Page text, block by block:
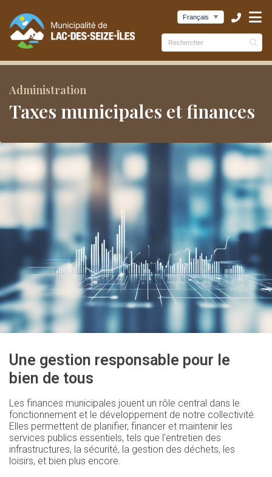
(Municipalité )
(Services )
Administration
Taxes municipales et finances
Une gestion responsable pour le
bien de tous
Les finances municipales jouent un rôle central dans le
fonctionnement et le développement de notre collectivité.
Elles permettent de planifier, financer et maintenir les
services publics essentiels, tels que l'entretien des
infrastructures, la sécurité, la gestion des déchets, les
loisirs, et bien plus encore.